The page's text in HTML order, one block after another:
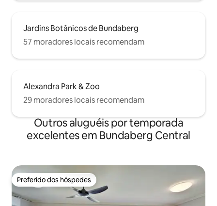
Jardins Botânicos de Bundaberg
57 moradores locais recomendam
Alexandra Park & Zoo
29 moradores locais recomendam
Outros aluguéis por temporada
excelentes em Bundaberg Central
Preferido dos hóspedes
Preferido dos hóspedes